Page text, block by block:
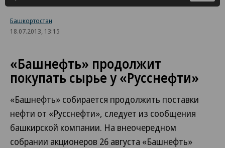
Башкортостан
18.07.2013, 13:15
«Башнефть» продолжит
покупать сырье у «Русснефти»
«Башнефть» собирается продолжить поставки
нефти от «Русснефти», следует из сообщения
башкирской компании. На внеочередном
собрании акционеров 26 августа «Башнефть»